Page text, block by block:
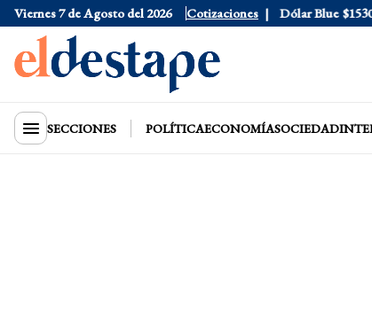
Viernes 7 de Agosto del 2026 Cotizaciones
Oficial $1520 Dólar Tarjeta $1976 Dólar Blue $1530
SECCIONES POLÍTICAECONOMÍASOCIEDAD